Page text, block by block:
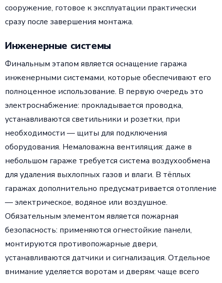
сооружение, готовое к эксплуатации практически
сразу после завершения монтажа.
Инженерные системы
Финальным этапом является оснащение гаража
инженерными системами, которые обеспечивают его
полноценное использование. В первую очередь это
электроснабжение: прокладывается проводка,
устанавливаются светильники и розетки, при
необходимости — щиты для подключения
оборудования. Немаловажна вентиляция: даже в
небольшом гараже требуется система воздухообмена
для удаления выхлопных газов и влаги. В тёплых
гаражах дополнительно предусматривается отопление
— электрическое, водяное или воздушное.
Обязательным элементом является пожарная
безопасность: применяются огнестойкие панели,
монтируются противопожарные двери,
устанавливаются датчики и сигнализация. Отдельное
внимание уделяется воротам и дверям: чаще всего